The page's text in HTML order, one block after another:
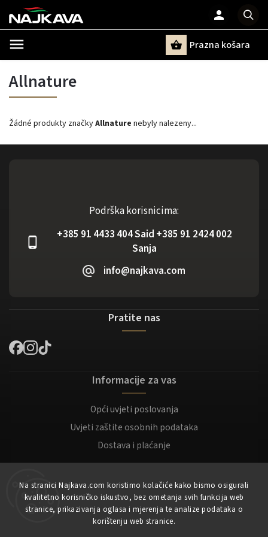
Na stranici Najkava.com koristimo kolačiće kako bismo osigurali
kvalitetno korisničko iskustvo, bez ometanja svih funkcija web
stranice, prikazivanja oglasa i mjerenja te analize podataka o
korištenju web stranice.
Prazna košara
Allnature
Žádné produkty značkyAllnature nebyly nalezeny...
Podrška korisnicima:
+385 91 4433 404 Said +385 91 2424 002
Sanja
info@najkava.com
Pratite nas
Informacije za vas
Opći uvjeti poslovanja
Uvjeti zaštite osobnih podataka
Dostava i plaćanje
Moj račun
Registracija